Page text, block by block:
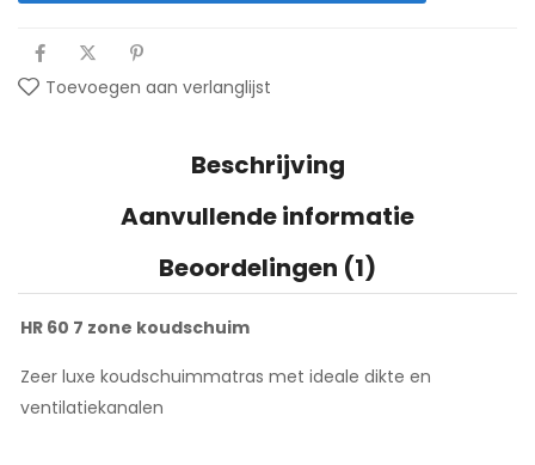
Toevoegen aan verlanglijst
Beschrijving
Aanvullende informatie
Beoordelingen (1)
HR 60 7 zone koudschuim
Zeer luxe koudschuimmatras met ideale dikte en
ventilatiekanalen